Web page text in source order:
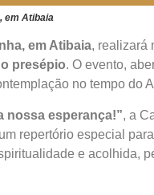
em Atibaia
em Atibaia, realizará
presépio. O evento,
no tempo do
nossa esperança!”, a
repertório especial
e acolhida,